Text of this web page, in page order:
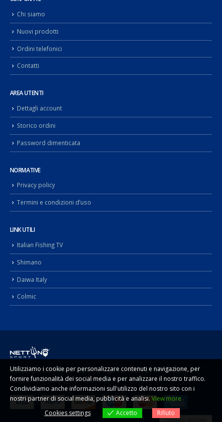
CORPORATE
Chi siamo
Nuovi prodotti
Ordini telefonici
AREA UTENTI
Dettagli account
Storico ordini
NORMATIVE
Privacy policy
LINK UTILI
Italian Fishing TV
Shimano
Daiwa Italy
© Copyright 2022. Nettuno Sport di Sugameli Rocco p.i. 02092990817 -
Realizzazione Shop by Atlantide ADV
Utilizziamo i cookie per personalizzare contenuti e navigazione, per
fornire funzionalità dei social media e per analizzare il nostro traffico.
Condividiamo anche informazioni sull'utilizzo del nostro sito con i
nostri partner di social media, pubblicità e analisi. View more
Cookies settings
Accetto Rifiuto
Cookies settings